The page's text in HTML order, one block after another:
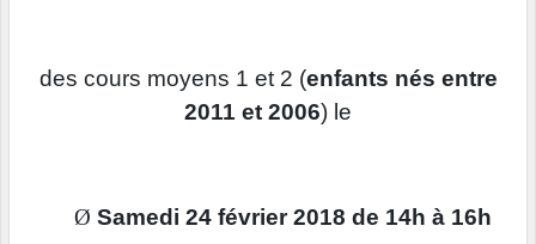
des cours moyens 1 et 2 (enfants nés entre
2011 et 2006) le
Ø Samedi 24 février 2018 de 14h à 16h